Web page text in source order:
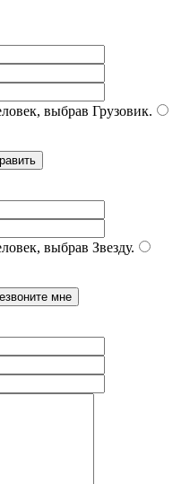
выбрав Грузовик.
выбрав Звезду.